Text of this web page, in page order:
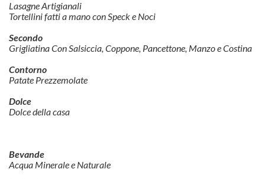
Lasagne Artigianali
Tortellini fatti a mano con Speck e Noci
Secondo
Grigliatina Con Salsiccia, Coppone, Pancettone, Manzo e Costina
Contorno
Patate Prezzemolate
Dolce
Dolce della casa
Bevande
Acqua Minerale e Naturale